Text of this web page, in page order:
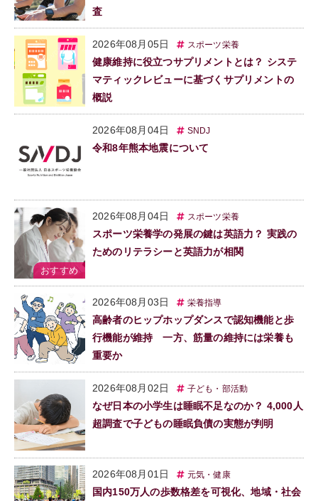
査
2026年08月05日 スポーツ栄養
健康維持に役立つサプリメントとは？ システ
マティックレビューに基づくサプリメントの
概説
2026年08月04日 SNDJ
令和8年熊本地震について
2026年08月04日 スポーツ栄養
スポーツ栄養学の発展の鍵は英語力？ 実践の
ためのリテラシーと英語力が相関
2026年08月03日 栄養指導
高齢者のヒップホップダンスで認知機能と歩
行機能が維持 一方、筋量の維持には栄養も
重要か
2026年08月02日 子ども・部活動
なぜ日本の小学生は睡眠不足なのか？ 4,000人
超調査で子どもの睡眠負債の実態が判明
2026年08月01日 元気・健康
国内150万人の歩数格差を可視化、地域・社会